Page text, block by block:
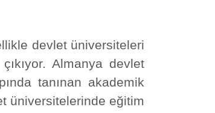
devlet üniversiteleri
Almanya devlet
tanınan akademik
üniversitelerinde eğitim